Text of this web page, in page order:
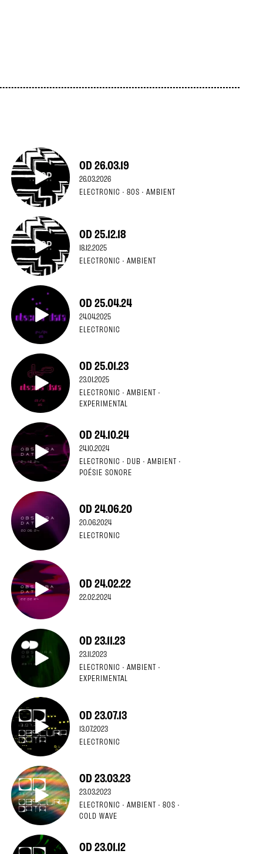
OD 26.03.19
26.03.2026
ELECTRONIC · 80S · AMBIENT
OD 25.12.18
18.12.2025
ELECTRONIC · AMBIENT
OD 25.04.24
24.04.2025
ELECTRONIC
OD 25.01.23
23.01.2025
ELECTRONIC · AMBIENT ·
EXPERIMENTAL
OD 24.10.24
24.10.2024
ELECTRONIC · DUB · AMBIENT ·
POÉSIE SONORE
OD 24.06.20
20.06.2024
ELECTRONIC
OD 24.02.22
22.02.2024
OD 23.11.23
23.11.2023
ELECTRONIC · AMBIENT ·
EXPERIMENTAL
OD 23.07.13
13.07.2023
ELECTRONIC
OD 23.03.23
23.03.2023
ELECTRONIC · AMBIENT · 80S ·
COLD WAVE
OD 23.01.12